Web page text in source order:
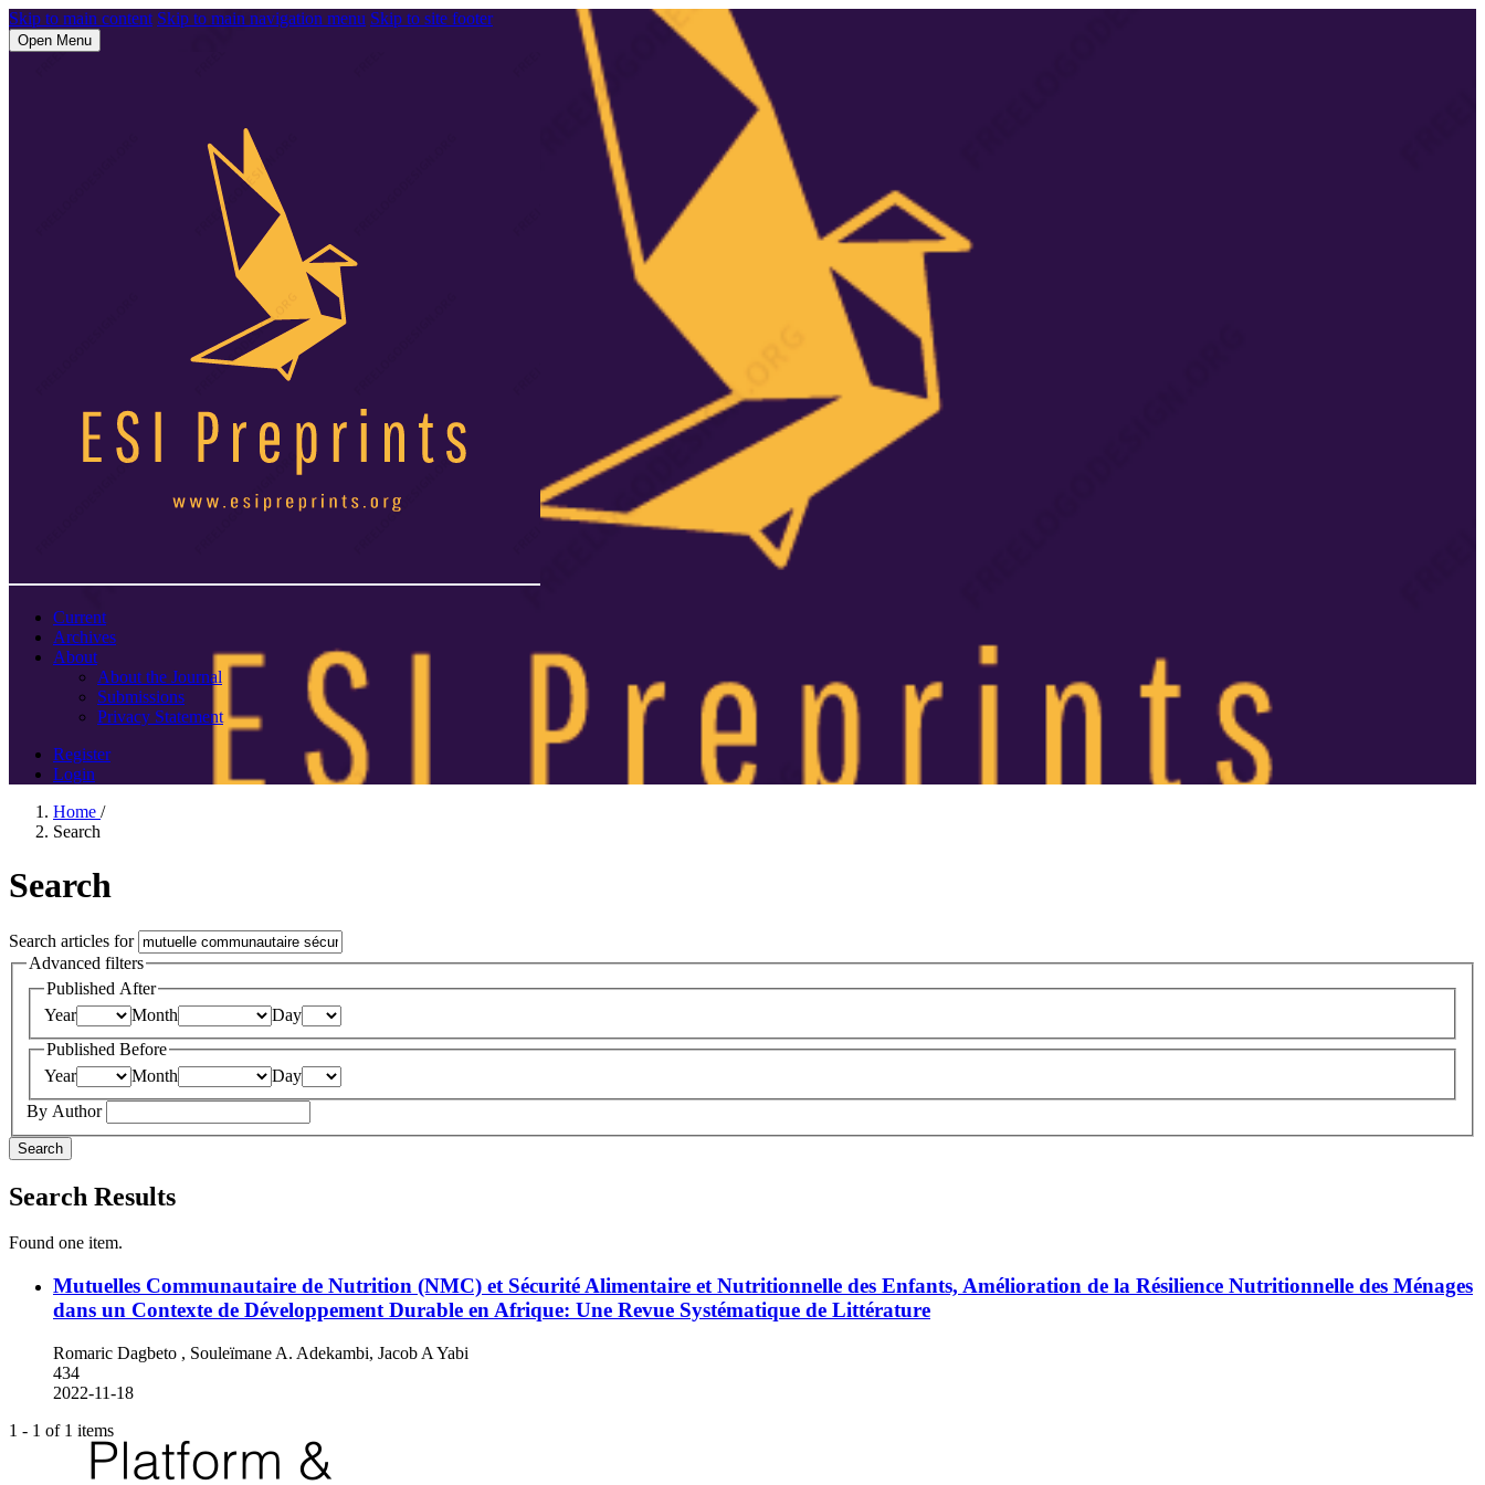
Skip to main content Skip to main navigation menu Skip to site footer
Open Menu
Current
Archives
About
About the Journal
Submissions
Privacy Statement
Register
Login
Home /
Search
Search
Search articles for
Advanced filters
Published After
Year
Month
Day
Published Before
Year
Month
Day
By Author
Search
Search Results
Found one item.
Mutuelles Communautaire de Nutrition (NMC) et Sécurité Alimentaire et Nutritionnelle des Enfants, Amélioration de la Résilience Nutritionnelle des Ménages
dans un Contexte de Développement Durable en Afrique: Une Revue Systématique de Littérature
Romaric Dagbeto , Souleïmane A. Adekambi, Jacob A Yabi
434
2022-11-18
1 - 1 of 1 items